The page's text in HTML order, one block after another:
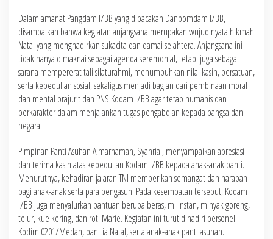
Dalam amanat Pangdam I/BB yang dibacakan Danpomdam I/BB,
disampaikan bahwa kegiatan anjangsana merupakan wujud nyata hikmah
Natal yang menghadirkan sukacita dan damai sejahtera. Anjangsana ini
tidak hanya dimaknai sebagai agenda seremonial, tetapi juga sebagai
sarana mempererat tali silaturahmi, menumbuhkan nilai kasih, persatuan,
serta kepedulian sosial, sekaligus menjadi bagian dari pembinaan moral
dan mental prajurit dan PNS Kodam I/BB agar tetap humanis dan
berkarakter dalam menjalankan tugas pengabdian kepada bangsa dan
negara.
Pimpinan Panti Asuhan Almarhamah, Syahrial, menyampaikan apresiasi
dan terima kasih atas kepedulian Kodam I/BB kepada anak-anak panti.
Menurutnya, kehadiran jajaran TNI memberikan semangat dan harapan
bagi anak-anak serta para pengasuh. Pada kesempatan tersebut, Kodam
I/BB juga menyalurkan bantuan berupa beras, mi instan, minyak goreng,
telur, kue kering, dan roti Marie. Kegiatan ini turut dihadiri personel
Kodim 0201/Medan, panitia Natal, serta anak-anak panti asuhan.